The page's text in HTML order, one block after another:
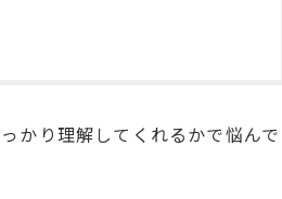
かり理解してくれるかで悩んで